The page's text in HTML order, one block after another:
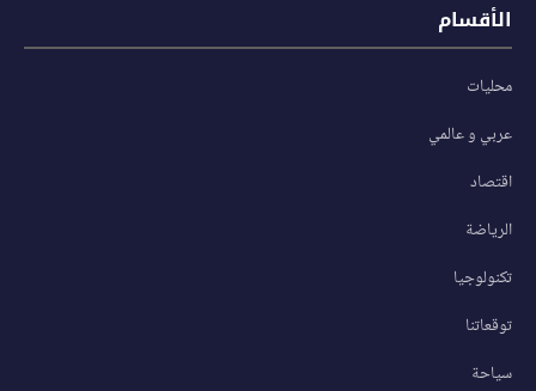
الأقسام
محليات
عربي و عالمي
اقتصاد
الرياضة
تكنولوجيا
توقعاتنا
سياحة